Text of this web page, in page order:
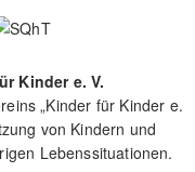
Kinder e. V.
„Kinder für Kinder e.
von Kindern und
Lebenssituationen.